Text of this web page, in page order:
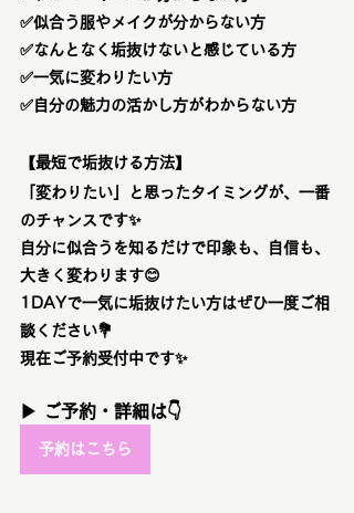
✅似合う服やメイクが分からない方
✅なんとなく垢抜けないと感じている方
✅一気に変わりたい方
✅自分の魅力の活かし方がわからない方
【最短で垢抜ける方法】
「変わりたい」と思ったタイミングが、一番
のチャンスです✨
自分に似合うを知るだけで印象も、自信も、
大きく変わります😊
1DAYで一気に垢抜けたい方はぜひ一度ご相
談ください💐
現在ご予約受付中です✨
▶ ご予約・詳細は👇
予約はこちら